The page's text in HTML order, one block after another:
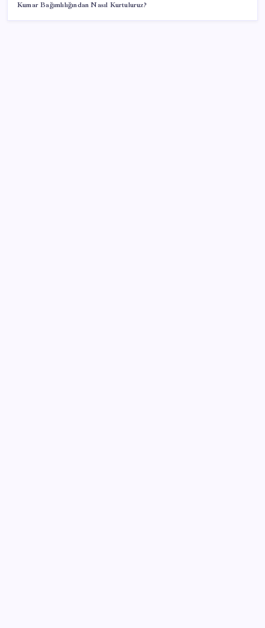
Kumar Bağımlılığından Nasıl Kurtuluruz?